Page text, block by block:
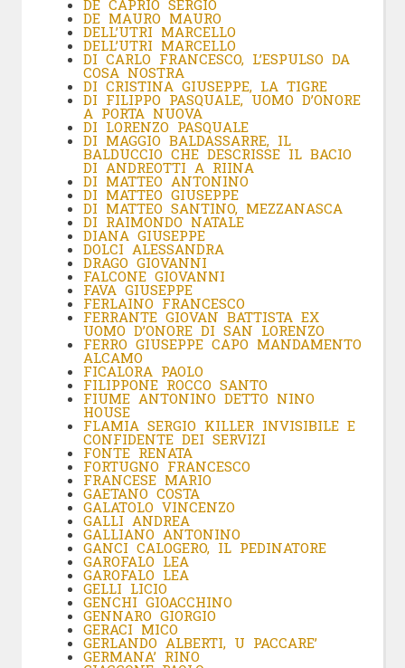
DE CAPRIO SERGIO
DE MAURO MAURO
DELL’UTRI MARCELLO
DELL’UTRI MARCELLO
DI CARLO FRANCESCO, L’ESPULSO DA
COSA NOSTRA
DI CRISTINA GIUSEPPE, LA TIGRE
DI FILIPPO PASQUALE, UOMO D’ONORE
A PORTA NUOVA
DI LORENZO PASQUALE
DI MAGGIO BALDASSARRE, IL
BALDUCCIO CHE DESCRISSE IL BACIO
DI ANDREOTTI A RIINA
DI MATTEO ANTONINO
DI MATTEO GIUSEPPE
DI MATTEO SANTINO, MEZZANASCA
DI RAIMONDO NATALE
DIANA GIUSEPPE
DOLCI ALESSANDRA
DRAGO GIOVANNI
FALCONE GIOVANNI
FAVA GIUSEPPE
FERLAINO FRANCESCO
FERRANTE GIOVAN BATTISTA EX
UOMO D’ONORE DI SAN LORENZO
FERRO GIUSEPPE CAPO MANDAMENTO
ALCAMO
FICALORA PAOLO
FILIPPONE ROCCO SANTO
FIUME ANTONINO DETTO NINO
HOUSE
FLAMIA SERGIO KILLER INVISIBILE E
CONFIDENTE DEI SERVIZI
FONTE RENATA
FORTUGNO FRANCESCO
FRANCESE MARIO
GAETANO COSTA
GALATOLO VINCENZO
GALLI ANDREA
GALLIANO ANTONINO
GANCI CALOGERO, IL PEDINATORE
GAROFALO LEA
GAROFALO LEA
GELLI LICIO
GENCHI GIOACCHINO
GENNARO GIORGIO
GERACI MICO
GERLANDO ALBERTI, U PACCARE’
GERMANA’ RINO